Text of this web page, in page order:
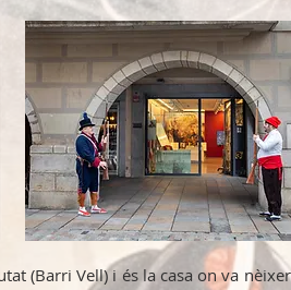
(Barri Vell) i és la casa on va